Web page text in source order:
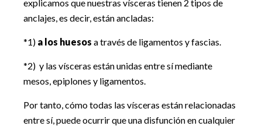
explicamos que nuestras vísceras tienen 2 tipos de
anclajes, es decir, están ancladas:
*1) a los huesos a través de ligamentos y fascias.
*2) y las vísceras están unidas entre sí mediante
mesos, epiplones y ligamentos.
Por tanto, cómo todas las vísceras están relacionadas
entre sí, puede ocurrir que una disfunción en cualquier